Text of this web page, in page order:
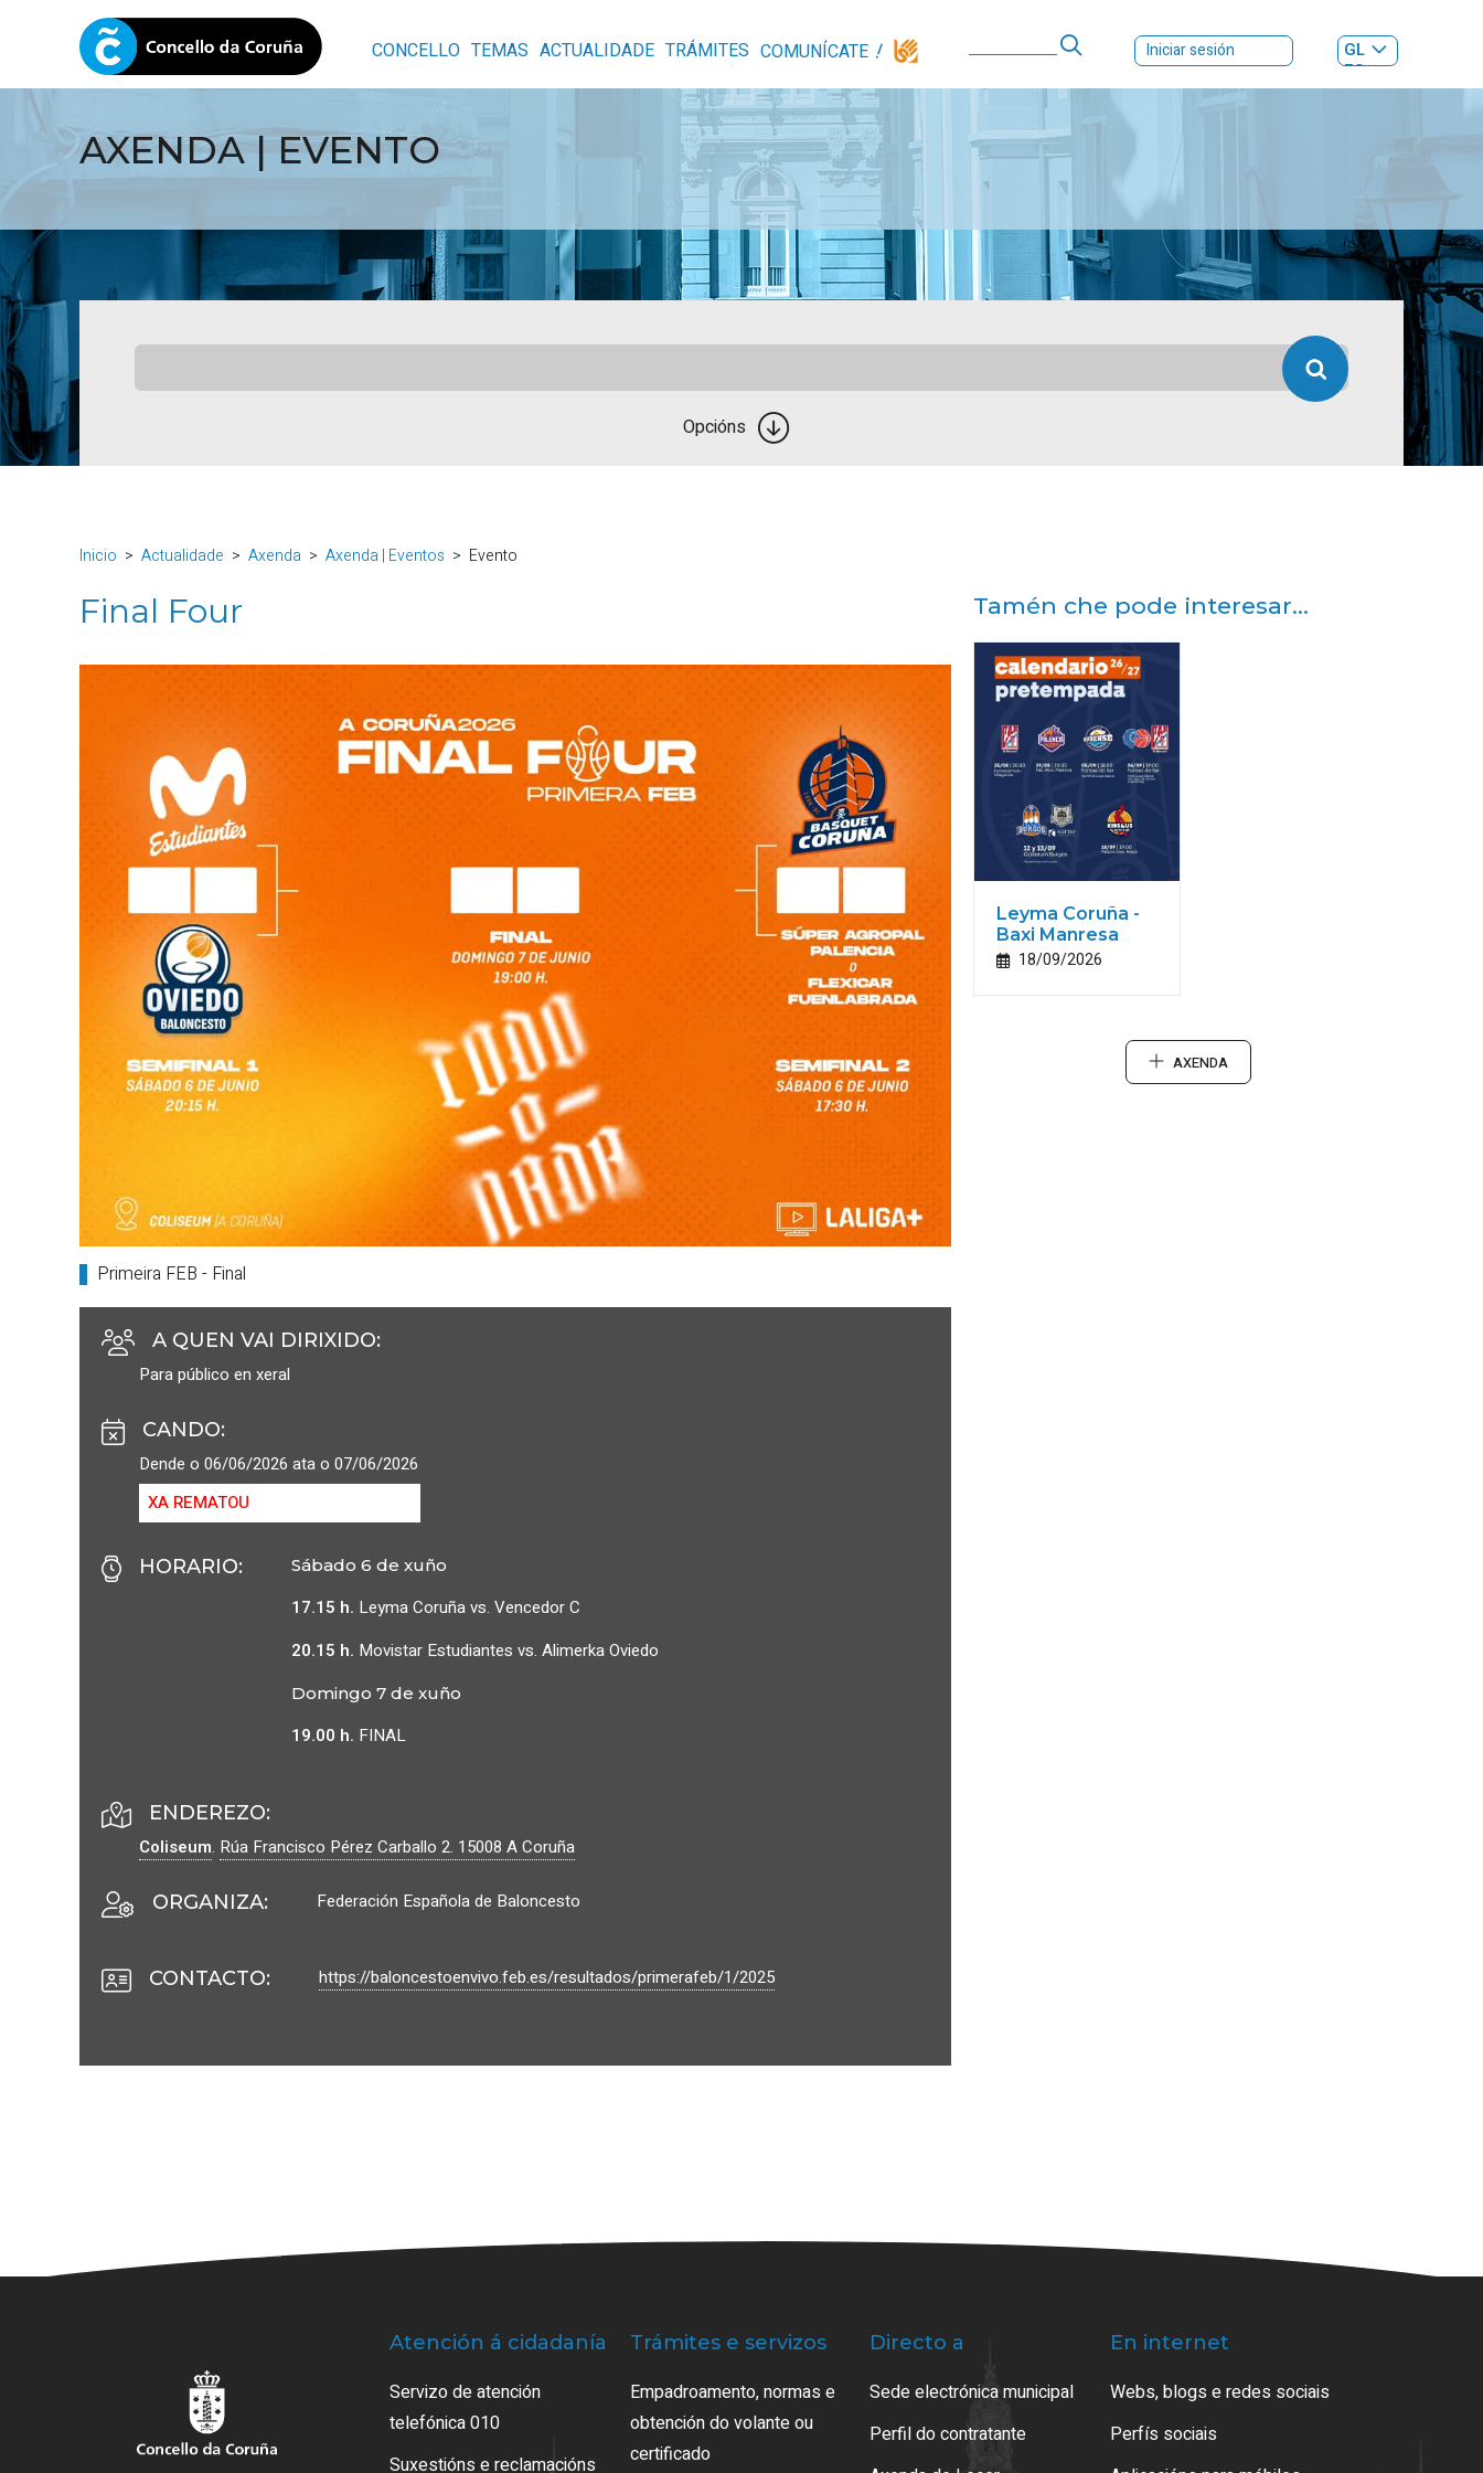
CONCELLO TEMAS ACTUALIDADE TRÁMITES COMUNÍCATE Iniciar sesión
GL
ES|
AXENDA | EVENTO
Opcións
Inicio Actualidade Axenda Axenda | Eventos Evento
Final Four
Primeira FEB - Final
A QUEN VAI DIRIXIDO:
Para público en xeral
CANDO:
Dende o 06/06/2026 ata o 07/06/2026
XA REMATOU
HORARIO: Sábado 6 de xuño
17.15 h. Leyma Coruña vs. Vencedor C
20.15 h. Movistar Estudiantes vs. Alimerka Oviedo
Domingo 7 de xuño
19.00 h. FINAL
ENDEREZO:
Coliseum. Rúa Francisco Pérez Carballo 2. 15008 A Coruña
ORGANIZA: Federación Española de Baloncesto
CONTACTO: https://baloncestoenvivo.feb.es/resultados/primerafeb/1/2025
Tamén che pode interesar...
Leyma Coruña -
Baxi Manresa
18/09/2026
AXENDA
Atención á cidadanía
Servizo de atención
telefónica 010
Suxestións e reclamacións
Trámites e servizos
Empadroamento, normas e
obtención do volante ou
certificado
Directo a
Sede electrónica municipal
Perfil do contratante
En internet
Webs, blogs e redes sociais
Perfís sociais